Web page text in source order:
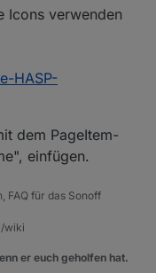
Icons verwenden
HASP-
dem PageItem-
einfügen.
FAQ für das Sonoff
wiki
er euch geholfen hat.